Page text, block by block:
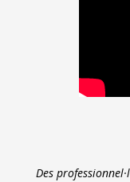
Des